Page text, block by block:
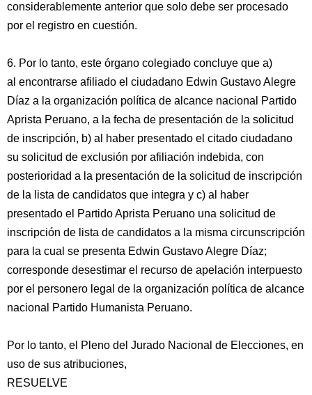
considerablemente anterior que solo debe ser procesado
por el registro en cuestión.
6. Por lo tanto, este órgano colegiado concluye que a)
al encontrarse afiliado el ciudadano Edwin Gustavo Alegre
Díaz a la organización política de alcance nacional Partido
Aprista Peruano, a la fecha de presentación de la solicitud
de inscripción, b) al haber presentado el citado ciudadano
su solicitud de exclusión por afiliación indebida, con
posterioridad a la presentación de la solicitud de inscripción
de la lista de candidatos que integra y c) al haber
presentado el Partido Aprista Peruano una solicitud de
inscripción de lista de candidatos a la misma circunscripción
para la cual se presenta Edwin Gustavo Alegre Díaz;
corresponde desestimar el recurso de apelación interpuesto
por el personero legal de la organización política de alcance
nacional Partido Humanista Peruano.
Por lo tanto, el Pleno del Jurado Nacional de Elecciones, en
uso de sus atribuciones,
RESUELVE